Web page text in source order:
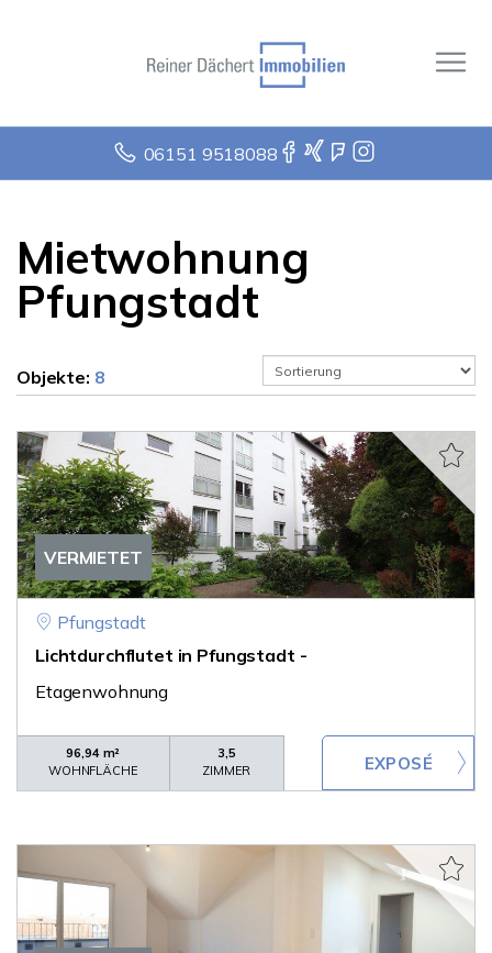
06151 9518088
Mietwohnung
Pfungstadt
Objekte: 8
VERMIETET
Pfungstadt
Lichtdurchflutet in Pfungstadt -
Etagenwohnung
96,94 m²
WOHNFLÄCHE
3,5
ZIMMER